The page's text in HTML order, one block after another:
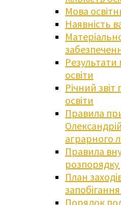
Мова
Наявність
Результати
освіти
Річний звіт
освіти
Правила
аграрного
Правила
розпорядку
План
Порядок